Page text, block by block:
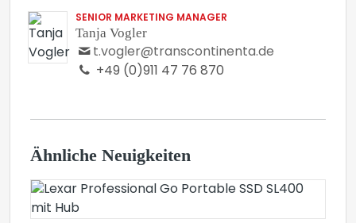
SENIOR MARKETING MANAGER
Tanja Vogler
t.vogler@transcontinenta.de
+49 (0)911 47 76 870
Ähnliche Neuigkeiten